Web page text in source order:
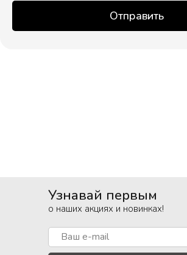
Отправить
Узнавай первым
о наших акциях и новинках!